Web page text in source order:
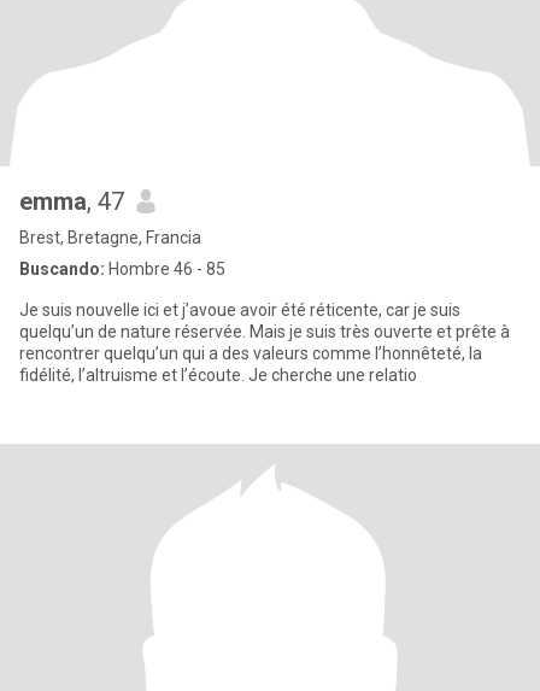
emma, 47
Brest, Bretagne, Francia
Buscando: Hombre 46 - 85
Je suis nouvelle ici et j’avoue avoir été réticente, car je suis
quelqu’un de nature réservée. Mais je suis très ouverte et prête à
rencontrer quelqu’un qui a des valeurs comme l’honnêteté, la
fidélité, l’altruisme et l’écoute. Je cherche une relatio